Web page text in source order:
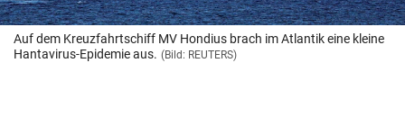
Auf dem Kreuzfahrtschiff MV Hondius brach im Atlantik eine kleine
Hantavirus-Epidemie aus. (Bild: REUTERS)